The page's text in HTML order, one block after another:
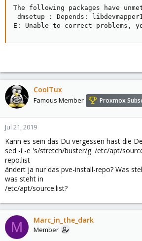
The following packages have
dmsetup : Depends:
E: Unable to correct problems,
CoolTux
Famous Member Proxmox
Jul 21, 2019
Kann es sein das Du vergessen hast die
sed -i -e 's/stretch/buster/g' /etc/apt/
repo.list
ändert ja nur das pve-install-repo? Was
was steht in
/etc/apt/source.list?
M Marc_in_the_dark
Member